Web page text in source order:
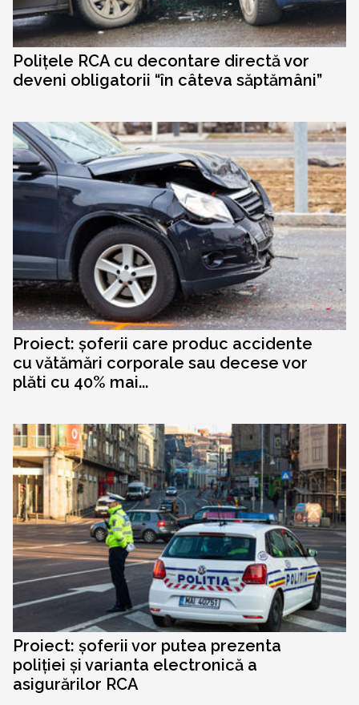
Polițele RCA cu decontare directă vor
deveni obligatorii “în câteva săptămâni”
Proiect: șoferii care produc accidente
cu vătămări corporale sau decese vor
plăti cu 40% mai...
Proiect: șoferii vor putea prezenta
poliției și varianta electronică a
asigurărilor RCA